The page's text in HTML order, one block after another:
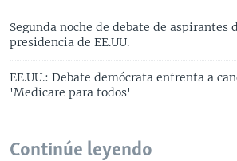
Segunda noche de debate de aspirantes
presidencia de EE.UU.
EE.UU.: Debate demócrata enfrenta a
'Medicare para todos'
Continúe leyendo